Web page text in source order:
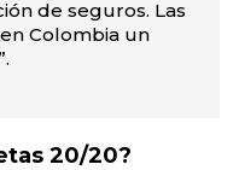
de seguros. Las
Colombia un
20/20?